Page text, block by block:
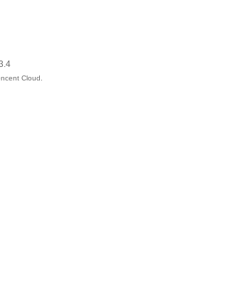
Cloud.